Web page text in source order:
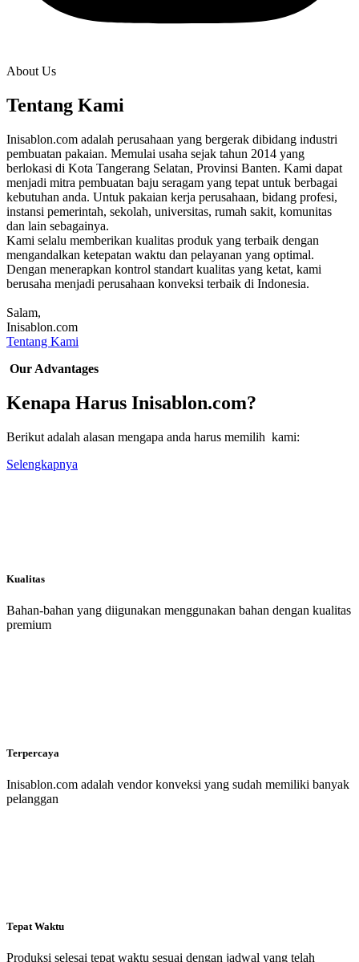
About Us
Tentang Kami
Inisablon.com adalah perusahaan yang bergerak dibidang industri
pembuatan pakaian. Memulai usaha sejak tahun 2014 yang
berlokasi di Kota Tangerang Selatan, Provinsi Banten. Kami dapat
menjadi mitra pembuatan baju seragam yang tepat untuk berbagai
kebutuhan anda. Untuk pakaian kerja perusahaan, bidang profesi,
instansi pemerintah, sekolah, universitas, rumah sakit, komunitas
dan lain sebagainya.
Kami selalu memberikan kualitas produk yang terbaik dengan
mengandalkan ketepatan waktu dan pelayanan yang optimal.
Dengan menerapkan kontrol standart kualitas yang ketat, kami
berusaha menjadi perusahaan konveksi terbaik di Indonesia.
Salam,
Inisablon.com
Tentang Kami
Our Advantages
Kenapa Harus Inisablon.com?
Berikut adalah alasan mengapa anda harus memilih kami:
Selengkapnya
Kualitas
Bahan-bahan yang diigunakan menggunakan bahan dengan kualitas
premium
Terpercaya
Inisablon.com adalah vendor konveksi yang sudah memiliki banyak
pelanggan
Tepat Waktu
Produksi selesai tepat waktu sesuai dengan jadwal yang telah